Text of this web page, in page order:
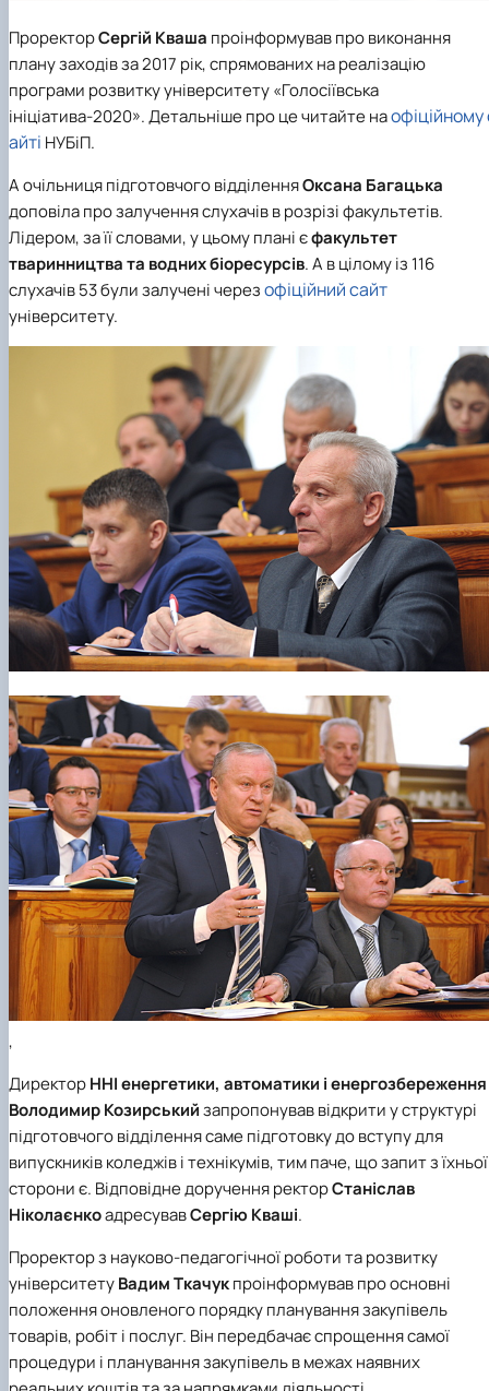
ПроректорСергій Кваша проінформував про виконання
плану заходів за 2017 рік, спрямованих на реалізацію
програми розвитку університету «Голосіївська
ініціатива-2020». Детальніше про це читайте наофіційному
айті НУБіП.
А очільниця підготовчого відділенняОксана Багацька
доповіла про залучення слухачів в розрізі факультетів.
Лідером, за її словами, у цьому плані єфакультет
тваринництва та водних біоресурсів. А в цілому із 116
слухачів 53 були залучені черезофіційний сайт
університету.
,
ДиректорННІ енергетики, автоматики і енергозбереження
Володимир Козирськийзапропонував відкрити у структурі
підготовчого відділення саме підготовку до вступу для
випускників коледжів і технікумів, тим паче, що запит з їхньої
сторони є. Відповідне доручення ректорСтаніслав
НіколаєнкоадресувавСергію Кваші.
Проректор з науково-педагогічної роботи та розвитку
університетуВадим Ткачукпроінформував про основні
положення оновленого порядку планування закупівель
товарів, робіт і послуг. Він передбачає спрощення самої
процедури і планування закупівель в межах наявних